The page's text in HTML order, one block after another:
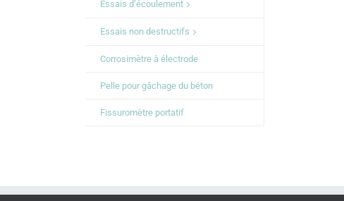
Essais d’écoulement
Essais non destructifs
Corrosimètre à électrode
Pelle pour gâchage du béton
Fissuromètre portatif